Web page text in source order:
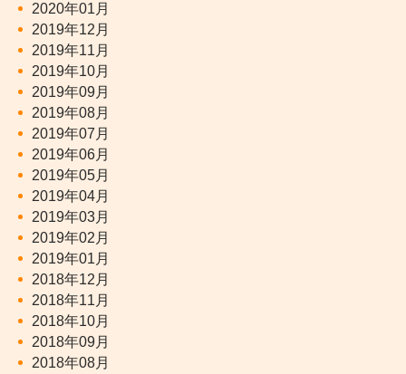
2020年01月
2019年12月
2019年11月
2019年10月
2019年09月
2019年08月
2019年07月
2019年06月
2019年05月
2019年04月
2019年03月
2019年02月
2019年01月
2018年12月
2018年11月
2018年10月
2018年09月
2018年08月